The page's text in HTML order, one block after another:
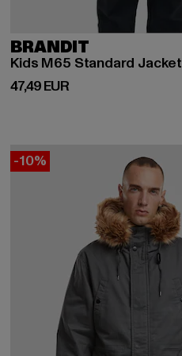
BRANDIT
Kids M65 Standard Jacket
47,49 EUR
Derzeitiger Preis: 47,49 EUR
-10%